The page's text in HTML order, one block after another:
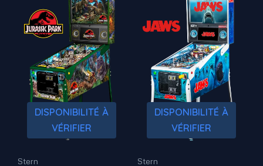
DISPONIBILITÉ À
VÉRIFIER
Stern
DISPONIBILITÉ À
VÉRIFIER
Stern